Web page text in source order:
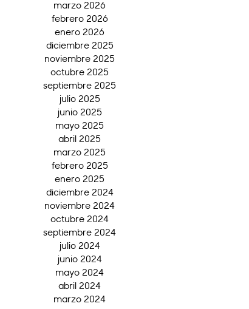
marzo 2026
febrero 2026
enero 2026
diciembre 2025
noviembre 2025
octubre 2025
septiembre 2025
julio 2025
junio 2025
mayo 2025
abril 2025
marzo 2025
febrero 2025
enero 2025
diciembre 2024
noviembre 2024
octubre 2024
septiembre 2024
julio 2024
junio 2024
mayo 2024
abril 2024
marzo 2024